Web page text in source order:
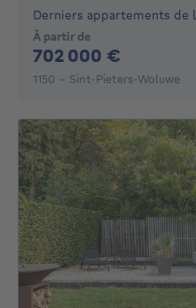
Derniers appartements de
À partir de
702 000 €
1150 - Sint-Pieters-Woluwe